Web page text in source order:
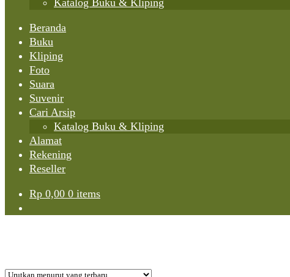
Katalog Buku & Kliping
Beranda
Buku
Kliping
Foto
Suara
Suvenir
Cari Arsip
Katalog Buku & Kliping
Alamat
Rekening
Reseller
Rp 0,00 0 items